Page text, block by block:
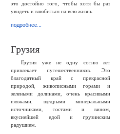
это достойно того, чтобы хотя бы раз
увидеть и влюбиться на всю жизнь.
подробнее...
Грузия
Грузия уже не одну сотню лет
привлекает путешественников. Это
благодатный край с прекрасной
природой, живописными горами и
зелеными долинами, очень красивыми
пляжами, щедрыми минеральными
источниками, тостами и вином,
вкуснейшей едой и грузинским
радушием.